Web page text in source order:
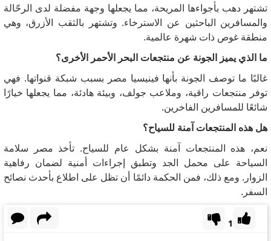
تشتهر دهب بأجواءها المريحة، مما يجعلها وجهة مفضلة لدى الرحّالة
والمسافرين الباحثين عن الاسترخاء. وتشتهر بالثقب الأزرق، وهي
منطقة غوص ذات شهرة عالمية.
ما الذي يميز الجونة عن منتجعات البحر الأحمر الأخرى؟
غالبًا ما توصف الجونة بأنها فينيسيا مصر بسبب شبكة قنواتها. فهي
توفر منتجعات راقية، وملاعب جولف، وبيئة هادئة، مما يجعلها خيارًا
شائعًا للمسافرين الفاخرين.
هل هذه المنتجعات آمنة للسياح؟
نعم، هذه المنتجعات آمنة بشكل عام للسياح. تأخذ مصر سلامة
السياحة على محمل الجد وتطبق إجراءات أمنية لضمان رفاهية
الزوار. ومع ذلك، فمن الحكمة دائمًا أن تظل على اطلاع بأحدث نصائح
السفر.
1